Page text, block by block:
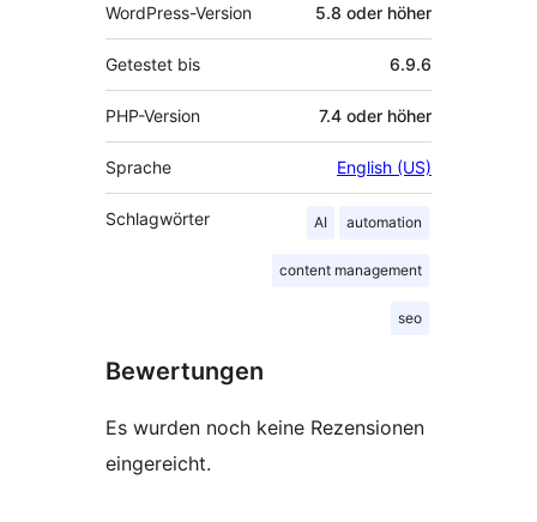
WordPress-Version 5.8 oder höher
Getestet bis 6.9.6
PHP-Version 7.4 oder höher
Sprache English (US)
Schlagwörter AI automation
content management
seo
Bewertungen
Es wurden noch keine Rezensionen
eingereicht.